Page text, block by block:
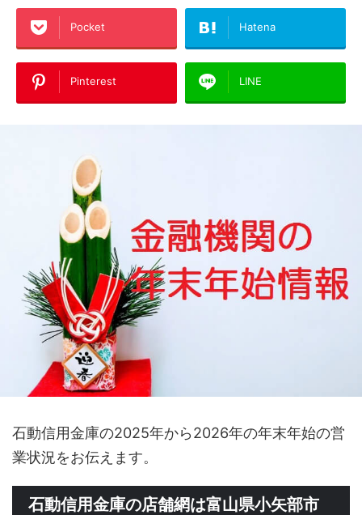
Pocket Hatena
Pinterest LINE
石動信用金庫の2025年から2026年の年末年始の営
業状況をお伝えます。
石動信用金庫の店舗網は富山県小矢部市